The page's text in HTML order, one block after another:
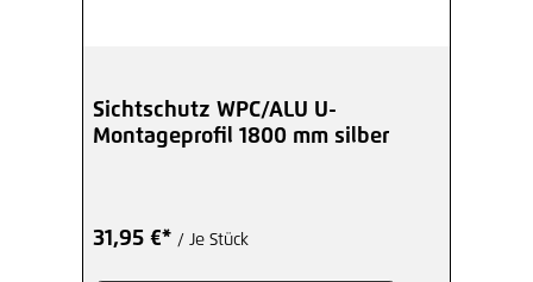
Sichtschutz WPC/ALU U-
Montageprofil 1800 mm silber
31,95 €* / Je Stück